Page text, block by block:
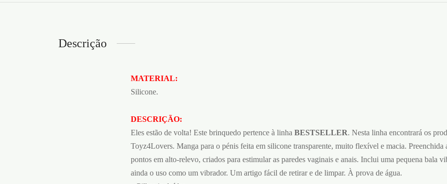
Descrição
MATERIAL:
Silicone.
DESCRIÇÃO:
Eles estão de volta! Este brinquedo pertence à linha BESTSELLER. Nesta linha encontrará os
Toyz4Lovers. Manga para o pénis feita em silicone transparente, muito flexível e macia.
pontos em alto-relevo, criados para estimular as paredes vaginais e anais. Inclui uma pequena bala
ainda o uso como um vibrador. Um artigo fácil de retirar e de limpar. À prova de água.